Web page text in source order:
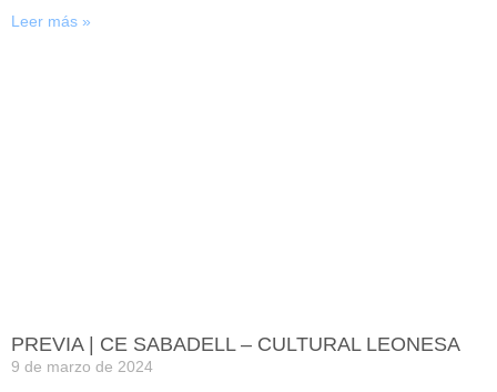
Leer más »
PREVIA | CE SABADELL – CULTURAL LEONESA
9 de marzo de 2024